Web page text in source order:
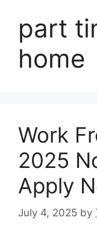
part
home
Work
2025
Apply
July 4, 2025 by